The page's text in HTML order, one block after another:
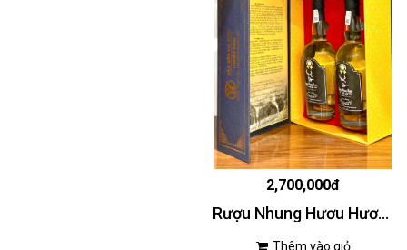
2,700,000đ
Rượu Nhung Hươu Hương Sơn Chiến Sơn Cặp VIP
Thêm vào giỏ